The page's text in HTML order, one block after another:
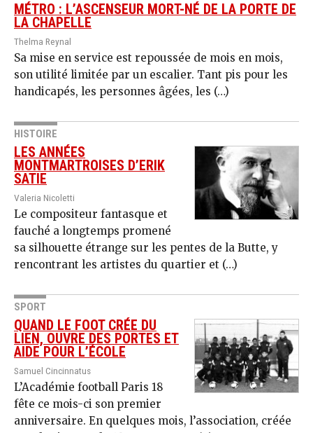
MÉTRO : L’ASCENSEUR MORT-NÉ DE LA PORTE DE
LA CHAPELLE
Thelma Reynal
Sa mise en service est repoussée de mois en mois,
son utilité limitée par un escalier. Tant pis pour les
handicapés, les personnes âgées, les (…)
HISTOIRE
LES ANNÉES
MONTMARTROISES D’ERIK
SATIE
Valeria Nicoletti
Le compositeur fantasque et
fauché a longtemps promené
sa silhouette étrange sur les pentes de la Butte, y
rencontrant les artistes du quartier et (…)
SPORT
QUAND LE FOOT CRÉE DU
LIEN, OUVRE DES PORTES ET
AIDE POUR L’ÉCOLE
Samuel Cincinnatus
L’Académie football Paris 18
fête ce mois-ci son premier
anniversaire. En quelques mois, l’association, créée